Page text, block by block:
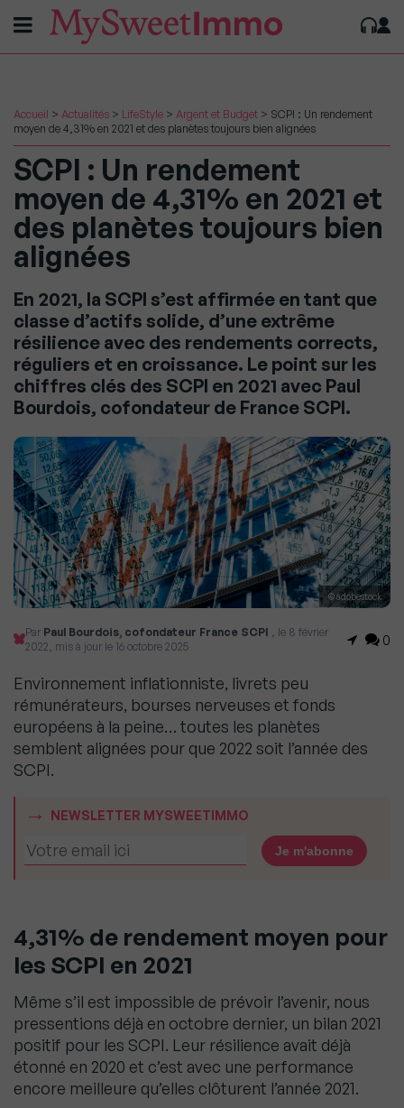
Accueil > Actualités > LifeStyle > Argent et Budget > SCPI : Un rendement
moyen de 4,31% en 2021 et des planètes toujours bien alignées
SCPI : Un rendement
moyen de 4,31% en 2021 et
des planètes toujours bien
alignées
En 2021, la SCPI s’est affirmée en tant que
classe d’actifs solide, d’une extrême
résilience avec des rendements corrects,
réguliers et en croissance. Le point sur les
chiffres clés des SCPI en 2021 avec Paul
Bourdois, cofondateur de France SCPI.
© adobestock
Par Paul Bourdois, cofondateur France SCPI , le 8 février
2022, mis à jour le 16 octobre 2025
0
Environnement inflationniste, livrets peu
rémunérateurs, bourses nerveuses et fonds
européens à la peine… toutes les planètes
semblent alignées pour que 2022 soit l’année des
SCPI.
NEWSLETTER MYSWEETIMMO
4,31% de rendement moyen pour
les SCPI en 2021
Même s’il est impossible de prévoir l’avenir, nous
pressentions déjà en octobre dernier, un bilan 2021
positif pour les SCPI. Leur résilience avait déjà
étonné en 2020 et c’est avec une performance
encore meilleure qu’elles clôturent l’année 2021.